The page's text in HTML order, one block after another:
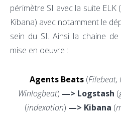
périmètre SI avec la suite ELK
Kibana) avec notamment le
sein du SI. Ainsi la chaine
mise en oeuvre :
Agents Beats (Filebeat,
Winlogbeat) —> Logstash (
(indexation) —> Kibana (